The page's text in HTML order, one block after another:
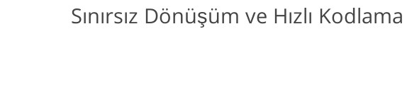
Sınırsız Dönüşüm ve Hızlı Kodlama